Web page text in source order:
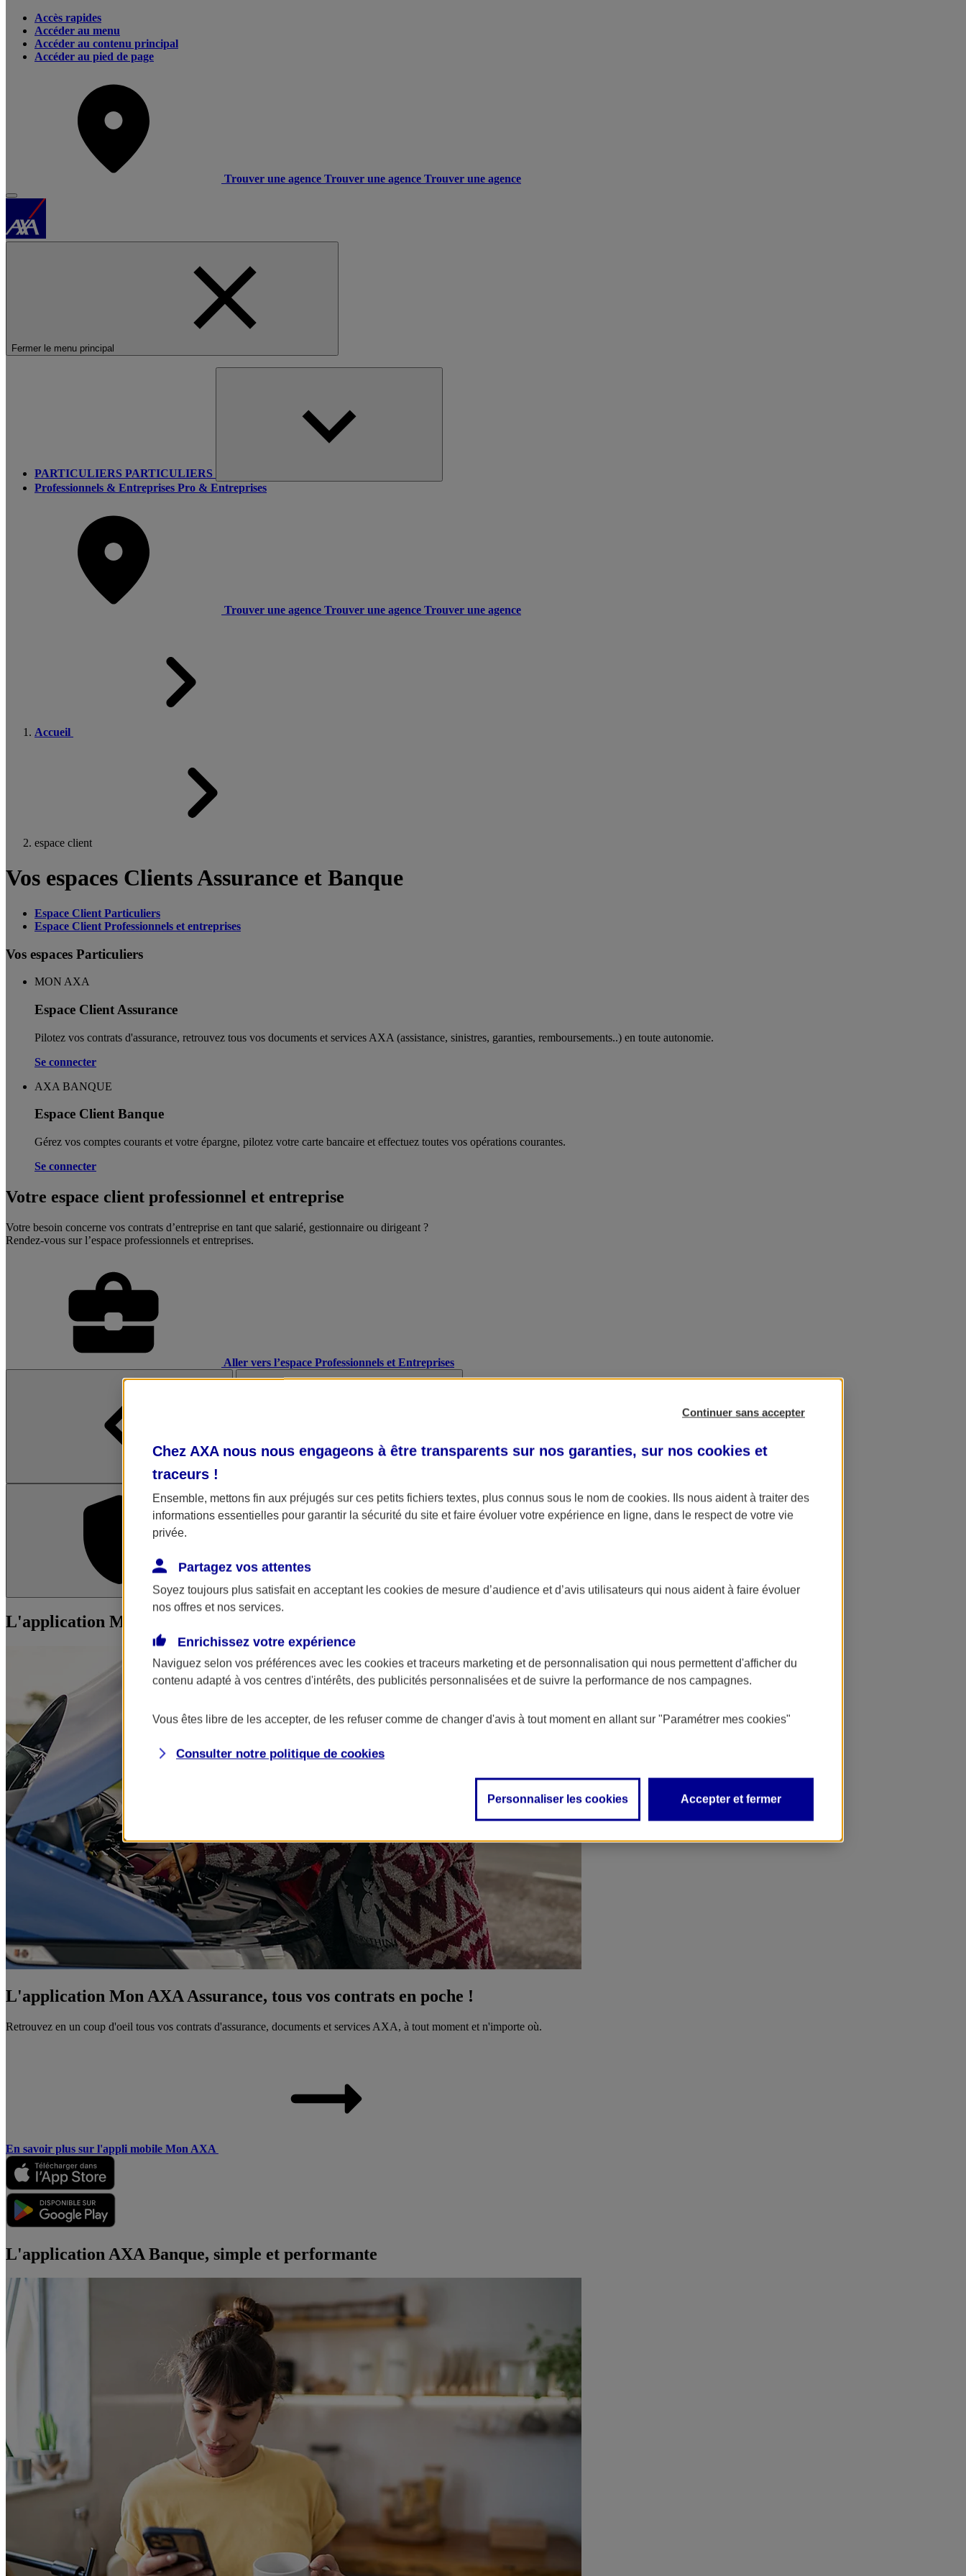
Accès rapides
Accéder au menu
Accéder au contenu principal
Accéder au pied de page
Trouver une agence Trouver une agence Trouver une agence
Fermer le menu principal
PARTICULIERS PARTICULIERS
Professionnels & Entreprises Pro & Entreprises
Trouver une agence Trouver une agence Trouver une agence
Accueil
espace client
Vos espaces Clients Assurance et Banque
Espace Client Particuliers
Espace Client Professionnels et entreprises
Vos espaces Particuliers
MON AXA
Espace Client Assurance
Pilotez vos contrats d'assurance, retrouvez tous vos documents et services AXA (assistance, sinistres, garanties, remboursements..) en toute autonomie. ​
Se connecter
AXA BANQUE
Espace Client Banque
Gérez vos comptes courants et votre épargne, pilotez votre carte bancaire et effectuez toutes vos opérations courantes.
Se connecter
Votre espace client professionnel et entreprise
Votre besoin concerne vos contrats d’entreprise en tant que salarié, gestionnaire ou dirigeant ?
Rendez-vous sur l’espace professionnels et entreprises.
Aller vers l’espace Professionnels et Entreprises
L'application Mon AXA Assurance L'application AXA Banque
L'application Mon AXA Assurance, tous vos contrats en poche !
L'application Mon AXA Assurance, tous vos contrats en poche !
Retrouvez en un coup d'oeil tous vos contrats d'assurance, documents et services AXA, à tout moment et n'importe où.
En savoir plus sur l'appli mobile Mon AXA
L'application AXA Banque, simple et performante
Continuer sans accepter
Chez AXA nous nous engageons à être transparents sur nos garanties, sur nos cookies et
traceurs !
Ensemble, mettons fin aux préjugés sur ces petits fichiers textes, plus connus sous le nom de cookies. Ils nous aident à traiter des
informations essentielles pour garantir la sécurité du site et faire évoluer votre expérience en ligne, dans le respect de votre vie
privée.
Partagez vos attentes
Soyez toujours plus satisfait en acceptant les cookies de mesure d’audience et d’avis utilisateurs qui nous aident à faire évoluer
nos offres et nos services.
Enrichissez votre expérience
Naviguez selon vos préférences avec les cookies et traceurs marketing et de personnalisation qui nous permettent d'afficher du
contenu adapté à vos centres d'intérêts, des publicités personnalisées et de suivre la performance de nos campagnes.
Vous êtes libre de les accepter, de les refuser comme de changer d'avis à tout moment en allant sur "Paramétrer mes cookies"
Consulter notre politique de cookies
Personnaliser les cookies Accepter et fermer